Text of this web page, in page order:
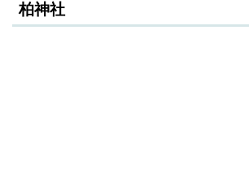
柏神社